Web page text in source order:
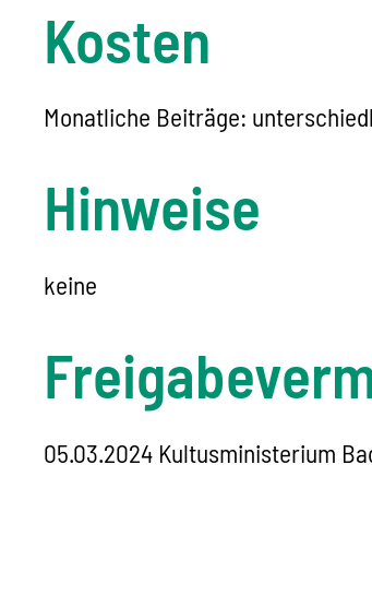
Kosten
Monatliche Beiträge:
Hinweise
keine
05.03.2024 Kultusministerium